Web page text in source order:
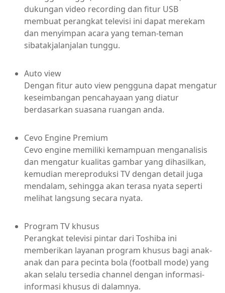
dukungan video recording dan fitur USB
membuat perangkat televisi ini dapat merekam
dan menyimpan acara yang teman-teman
sibatakjalanjalan tunggu.
Auto view
Dengan fitur auto view pengguna dapat mengatur
keseimbangan pencahayaan yang diatur
berdasarkan suasana ruangan anda.
Cevo Engine Premium
Cevo engine memiliki kemampuan menganalisis
dan mengatur kualitas gambar yang dihasilkan,
kemudian mereproduksi TV dengan detail juga
mendalam, sehingga akan terasa nyata seperti
melihat langsung secara nyata.
Program TV khusus
Perangkat televisi pintar dari Toshiba ini
memberikan layanan program khusus bagi anak-
anak dan para pecinta bola (football mode) yang
akan selalu tersedia channel dengan informasi-
informasi khusus di dalamnya.